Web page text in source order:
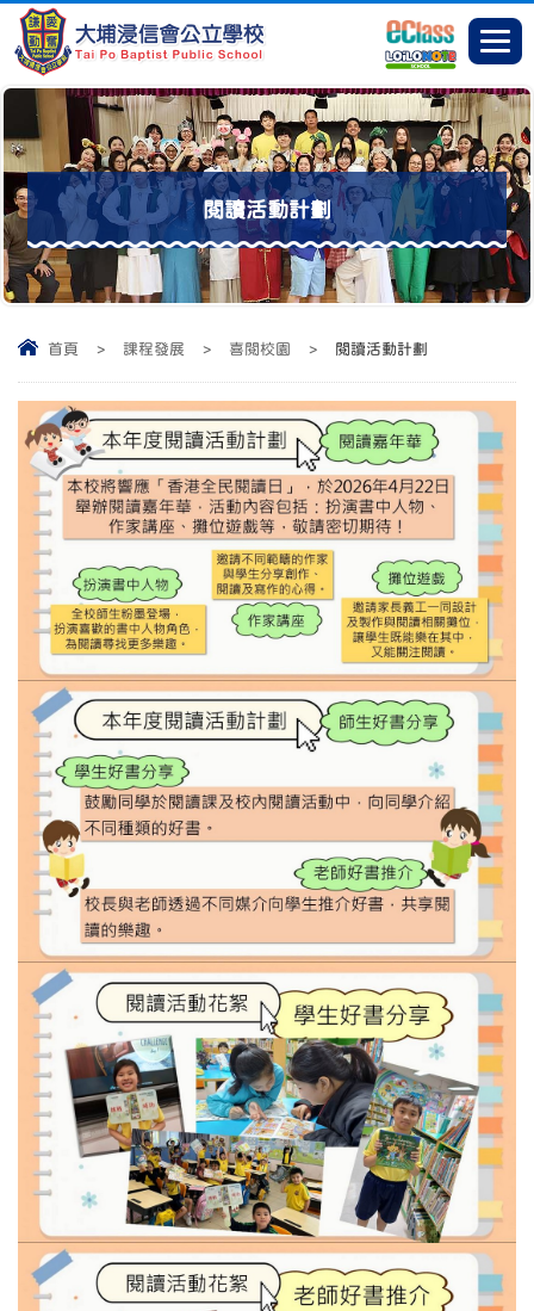
閱讀活動計劃
首頁 > 課程發展 > 喜閱校園 > 閱讀活動計劃